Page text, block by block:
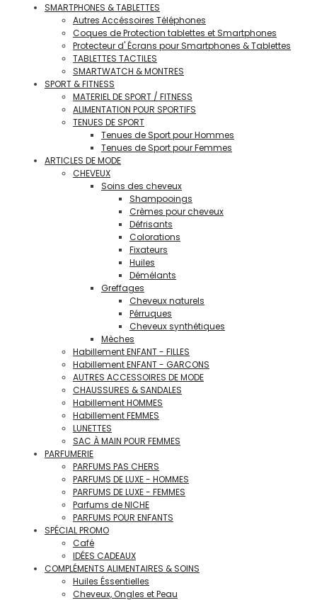
SMARTPHONES & TABLETTES
Autres Accéssoires Téléphones
Coques de Protection tablettes et Smartphones
Protecteur d' Écrans pour Smartphones & Tablettes
TABLETTES TACTILES
SMARTWATCH & MONTRES
SPORT & FITNESS
MATERIEL DE SPORT / FITNESS
ALIMENTATION POUR SPORTIFS
TENUES DE SPORT
Tenues de Sport pour Hommes
Tenues de Sport pour Femmes
ARTICLES DE MODE
CHEVEUX
Soins des cheveux
Shampooings
Crèmes pour cheveux
Défrisants
Colorations
Fixateurs
Huiles
Démélants
Greffages
Cheveux naturels
Pérruques
Cheveux synthétiques
Mèches
Habillement ENFANT - FILLES
Habillement ENFANT - GARCONS
AUTRES ACCESSOIRES DE MODE
CHAUSSURES & SANDALES
Habillement HOMMES
Habillement FEMMES
LUNETTES
SAC À MAIN POUR FEMMES
PARFUMERIE
PARFUMS PAS CHERS
PARFUMS DE LUXE - HOMMES
PARFUMS DE LUXE - FEMMES
Parfums de NICHE
PARFUMS POUR ENFANTS
SPÉCIAL PROMO
Café
IDÉES CADEAUX
COMPLÉMENTS ALIMENTAIRES & SOINS
Huiles Éssentielles
Cheveux, Ongles et Peau